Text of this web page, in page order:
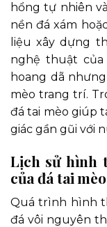
hổng tự nhiên
nền đá xám
liệu xây dựng
nghệ thuật của
hoang dã
mèo trang trí.
đá tai mèo giúp
giác gần gũi với
Lịch sử hình
của đá tai mèo
Quá trình hình
đá vôi nguyên